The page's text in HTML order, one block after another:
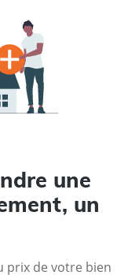
une
un
prix de votre bien